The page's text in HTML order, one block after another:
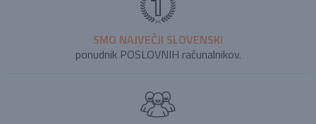
SMO NAJVEČJI SLOVENSKI
ponudnik POSLOVNIH računalnikov.